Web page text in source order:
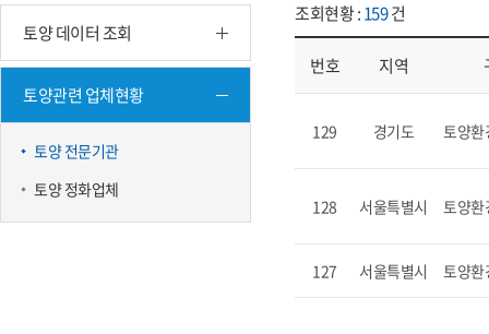
토양 데이터 조회
토양관련 업체현황
토양 전문기관
토양 정화업체
조회현황 :159건
번호 지역
129 경기도 토양환
128 서울특별시 토양환
127 서울특별시 토양환